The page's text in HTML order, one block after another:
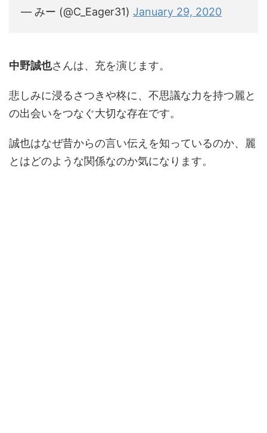
— みー (@C_Eager31) January 29, 2020
中野誠也さんは、充を演じます。
悲しみに浸るさつきや柊に、不思議な力を持つ麗と
の出会いをつなぐ大切な存在です。
誠也はなぜ昔からの言い伝えを知っているのか、麗
とはどのような関係なのか気になります。